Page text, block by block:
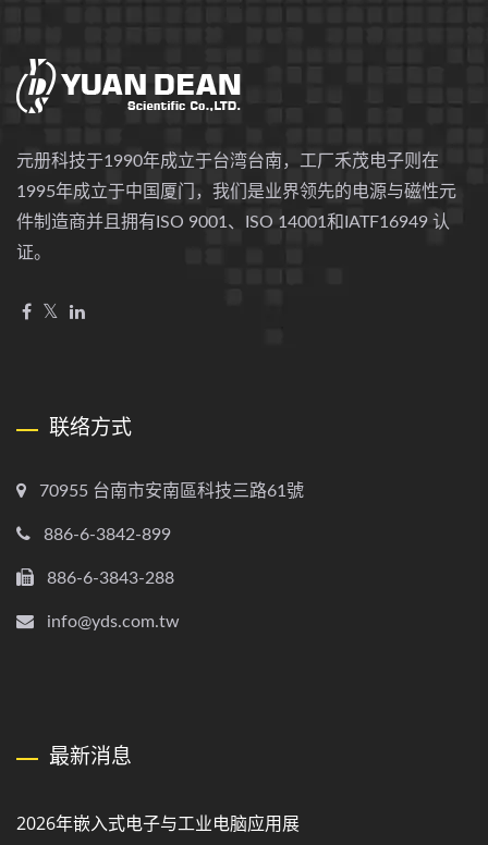
元册科技于1990年成立于台湾台南，工厂禾茂电子则在
1995年成立于中国厦门，我们是业界领先的电源与磁性元
件制造商并且拥有ISO 9001、ISO 14001和IATF16949 认
证。
联络方式
70955 台南市安南區科技三路61號
886-6-3842-899
886-6-3843-288
info@yds.com.tw
最新消息
2026年嵌入式电子与工业电脑应用展